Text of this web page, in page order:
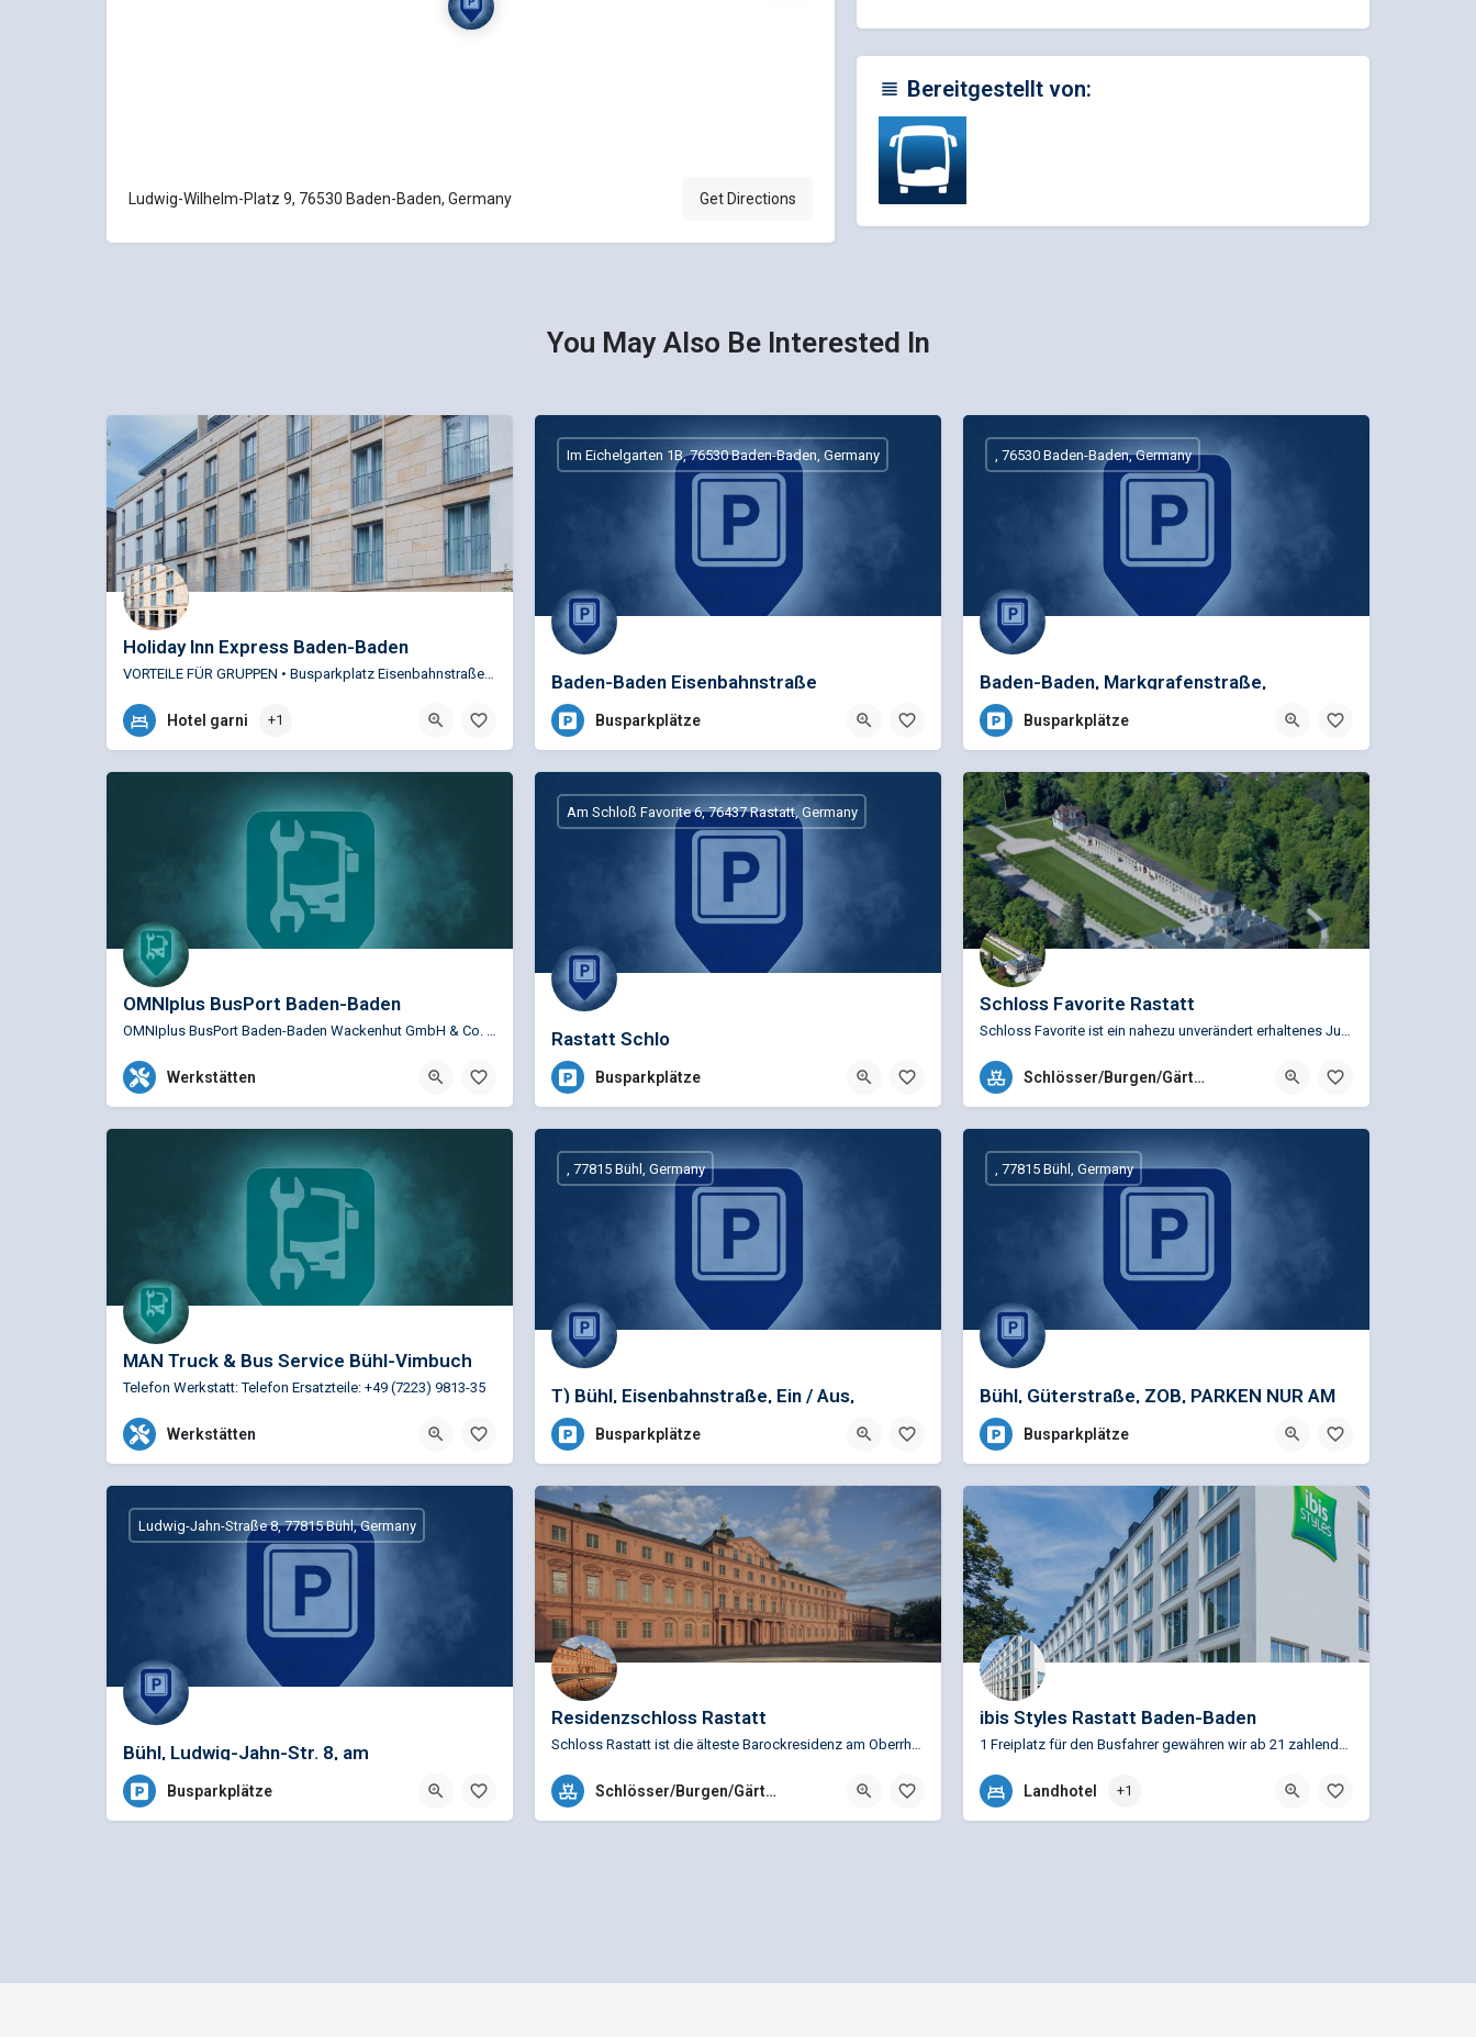
Ludwig-Wilhelm-Platz 9, 76530 Baden-Baden, Germany Get Directions
Bereitgestellt von:
You May Also Be Interested In
Holiday Inn Express Baden-Baden
VORTEILE FÜR GRUPPEN • Busparkplatz Eisenbahnstraße: 270m • Festspielhaus fußläufig erreichbar: 400m •…
+49 (0)7221 91350
Lange Straße 93, 76530 Baden Baden, Deutschland
Hotel garni +1
Baden-Baden Eisenbahnstraße
Im Eichelgarten 1B, 76530 Baden-Baden, Germany
Busparkplätze
Baden-Baden, Markgrafenstraße,
Merkurbergbahn,3Pl.
, 76530 Baden-Baden, Germany
Busparkplätze
OMNIplus BusPort Baden-Baden
OMNIplus BusPort Baden-Baden Wackenhut GmbH & Co. KG Service Busspezifische Reparaturen für die…
+49 7221 6860
Wilhelm-Drapp-Straße 19, Baden-Baden,
Werkstätten
Rastatt Schlo
Am Schloß Favorite 6, 76437 Rastatt, Germany
Busparkplätze
Schloss Favorite Rastatt
Schloss Favorite ist ein nahezu unverändert erhaltenes Juwel. Seine kostbare Ausstattung, seine reichhaltigen…
+49 (0)7222 41207
Am Schloss Favorite 1, 76437 Rastatt-Förch, Deutschland
Schlösser/Burgen/Gärten
MAN Truck & Bus Service Bühl-Vimbuch
Telefon Werkstatt: Telefon Ersatzteile: +49 (7223) 9813-35
+49 (7223)9813-0
Werkstraße 36, 77815 Bühl, Deutschland
Werkstätten
T) Bühl, Eisenbahnstraße, Ein / Aus,
Bushaltestelle
, 77815 Bühl, Germany
Busparkplätze
Bühl, Güterstraße, ZOB, PARKEN NUR AM
WOCHENENDE!!!!
, 77815 Bühl, Germany
Busparkplätze
Bühl, Ludwig-Jahn-Str. 8, am
Schwarzwaldbad
Ludwig-Jahn-Straße 8, 77815 Bühl, Germany
Busparkplätze
Residenzschloss Rastatt
Schloss Rastatt ist die älteste Barockresidenz am Oberrhein. Die imposante Anlage demonstriert in ihrer…
+49 (0)7222 978385
Herrenstr. 18 - 20, 76437 Rastatt, Deutschland
Schlösser/Burgen/Gärten
ibis Styles Rastatt Baden-Baden
1 Freiplatz für den Busfahrer gewähren wir ab 21 zahlenden Personen. Depositzahlung ist 4 Wochen vor Anreise…
+49 (0)722 293470
Am Schlossplatz 1, 76437 Rastatt, Deutschland
Landhotel +1